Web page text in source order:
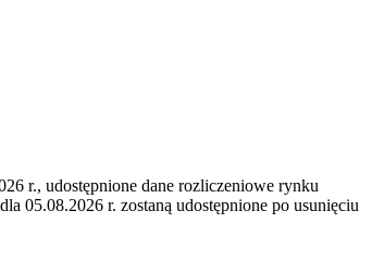
r., udostępnione dane rozliczeniowe rynku
05.08.2026 r. zostaną udostępnione po usunięciu